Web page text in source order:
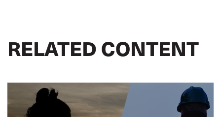
RELATED CONTENT